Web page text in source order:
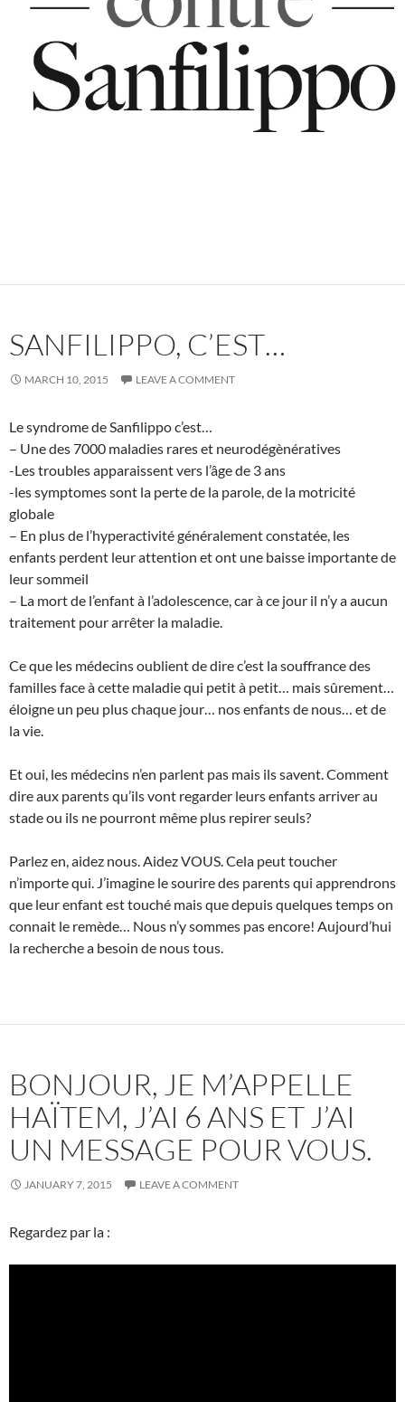
SANFILIPPO, C’EST…
MARCH 10, 2015 LEAVE A COMMENT
Le syndrome de Sanfilippo c’est…
– Une des 7000 maladies rares et neurodégènératives
-Les troubles apparaissent vers l’âge de 3 ans
-les symptomes sont la perte de la parole, de la motricité
globale
– En plus de l’hyperactivité généralement constatée, les
enfants perdent leur attention et ont une baisse importante de
leur sommeil
– La mort de l’enfant à l’adolescence, car à ce jour il n’y a aucun
traitement pour arrêter la maladie.
Ce que les médecins oublient de dire c’est la souffrance des
familles face à cette maladie qui petit à petit… mais sûrement…
éloigne un peu plus chaque jour… nos enfants de nous… et de
la vie.
Et oui, les médecins n’en parlent pas mais ils savent. Comment
dire aux parents qu’ils vont regarder leurs enfants arriver au
stade ou ils ne pourront même plus repirer seuls?
Parlez en, aidez nous. Aidez VOUS. Cela peut toucher
n’importe qui. J’imagine le sourire des parents qui apprendrons
que leur enfant est touché mais que depuis quelques temps on
connait le remède… Nous n’y sommes pas encore! Aujourd’hui
la recherche a besoin de nous tous.
BONJOUR, JE M’APPELLE
HAÏTEM, J’AI 6 ANS ET J’AI
UN MESSAGE POUR VOUS.
JANUARY 7, 2015 LEAVE A COMMENT
Regardez par la :